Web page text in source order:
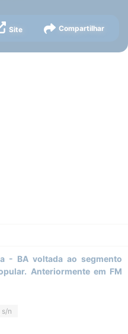
Site Compartilhar
- BA voltada ao segmento
Anteriormente em FM
s/n